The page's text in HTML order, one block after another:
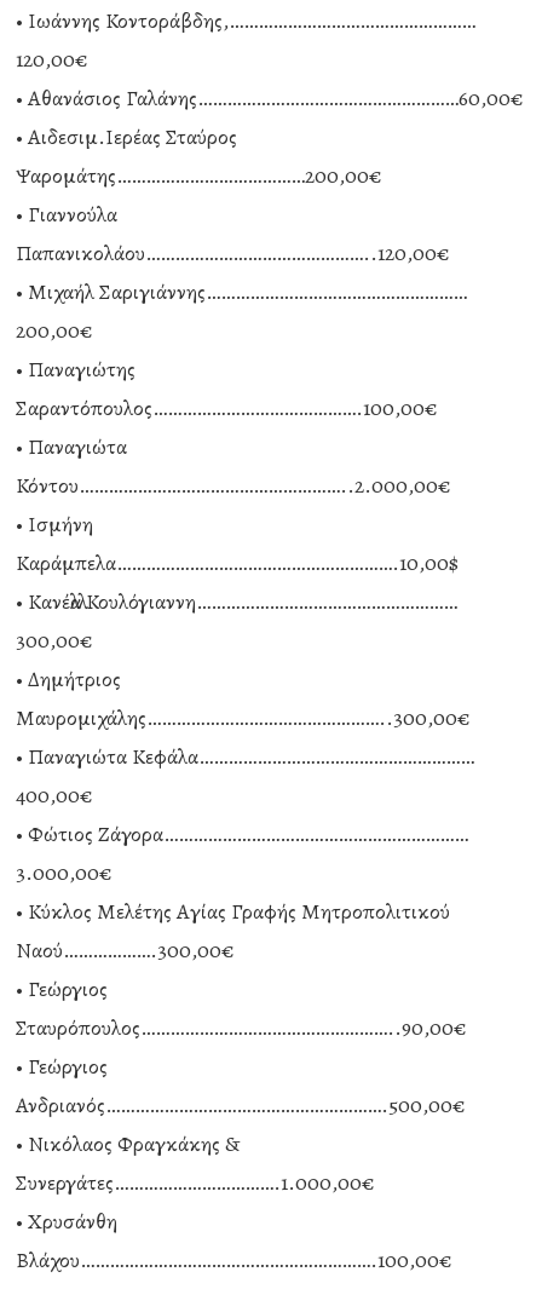
• Ιωάννης Κοντοράβδης,……………………………………………
120,00€
• Αθανάσιος Γαλάνης………………………………………………60,00€
• Αιδεσιμ.Ιερέας Σταύρος
Ψαρομάτης…………………………………200,00€
• Γιαννούλα
Παπανικολάου………………………………………..120,00€
• Μιχαήλ Σαριγιάννης………………………………………………
200,00€
• Παναγιώτης
Σαραντόπουλος…………………………………….100,00€
• Παναγιώτα
Κόντου………………………………………………..2.000,00€
• Ισμήνη
Καράμπελα………………………………………………….10,00$
• Κανέλλα Κουλόγιαννη………………………………………………
300,00€
• Δημήτριος
Μαυρομιχάλης…………………………………………..300,00€
• Παναγιώτα Κεφάλα…………………………………………………
400,00€
• Φώτιος Ζάγορα………………………………………………………
3.000,00€
• Κύκλος Μελέτης Αγίας Γραφής Μητροπολιτικού
Ναού……………….300,00€
• Γεώργιος
Σταυρόπουλος……………………………………………..90,00€
• Γεώργιος
Ανδριανός………………………………………………….500,00€
• Νικόλαος Φραγκάκης &
Συνεργάτες…………………………….1.000,00€
• Χρυσάνθη
Βλάχου…………………………………………………….100,00€